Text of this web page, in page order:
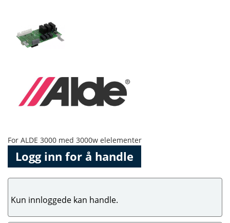
For ALDE 3000 med 3000w elelementer
Logg inn for å handle
Kun innloggede kan handle.